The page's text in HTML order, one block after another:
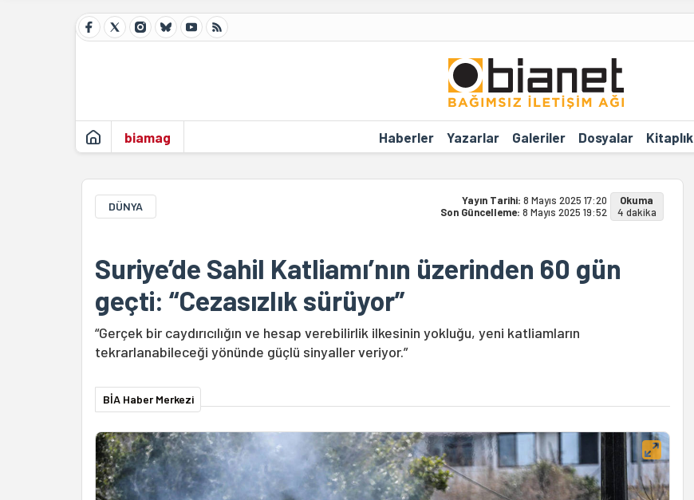
biamag Haberler Yazarlar Galeriler Dosyalar Kitaplık
DÜNYA Yayın Tarihi: 8 Mayıs 2025 17:20
Son Güncelleme: 8 Mayıs 2025 19:52
Okuma
4 dakika
Suriye’de Sahil Katliamı’nın üzerinden 60 gün
geçti: “Cezasızlık sürüyor”
“Gerçek bir caydırıcılığın ve hesap verebilirlik ilkesinin yokluğu, yeni katliamların
tekrarlanabileceği yönünde güçlü sinyaller veriyor.”
BİA Haber Merkezi